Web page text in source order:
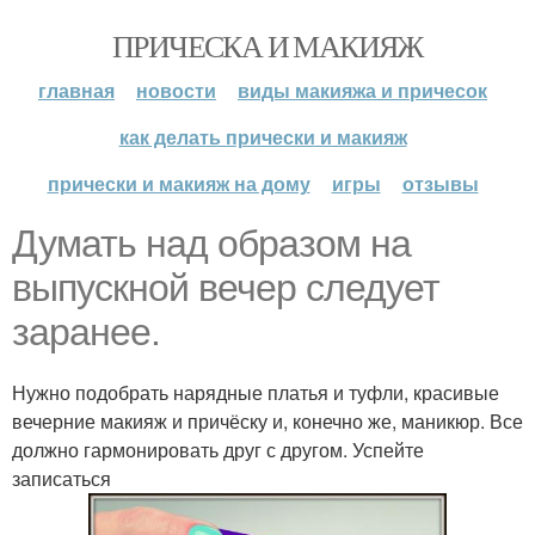
ПРИЧЕСКА И МАКИЯЖ
главная новости
виды макияжа и причесок
как делать прически и макияж
прически и макияж на дому
игры отзывы
Думать над образом на
выпускной вечер следует
заранее.
Нужно подобрать нарядные платья и туфли, красивые
вечерние макияж и причёску и, конечно же, маникюр. Все
должно гармонировать друг с другом. Успейте
записаться